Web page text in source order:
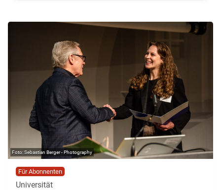
Sebastian Berger - Photography
Für Abonnenten
Universität